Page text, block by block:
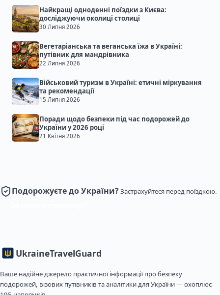
Найкращі одноденні поїздки з Києва:
досліджуючи околиці столиці
30 Липня 2026
Вегетаріанська та веганська їжа в Україні:
путівник для мандрівника
22 Липня 2026
Військовий туризм в Україні: етичні міркування
та рекомендації
15 Липня 2026
Поради щодо безпеки під час подорожей до
України у 2026 році
21 Квітня 2026
Подорожуєте до України?Застрахуйтеся перед поїздкою.
UkraineTravelGuard
Ваше надійне джерело практичної інформації про безпеку
подорожей, візових путівників та аналітики для України — охоплює